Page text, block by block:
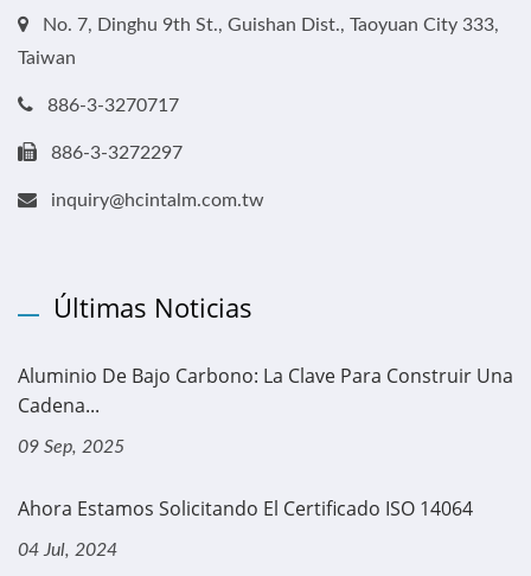
No. 7, Dinghu 9th St., Guishan Dist., Taoyuan City 333,
Taiwan
886-3-3270717
886-3-3272297
inquiry@hcintalm.com.tw
Últimas Noticias
Aluminio De Bajo Carbono: La Clave Para Construir Una
Cadena...
09 Sep, 2025
Ahora Estamos Solicitando El Certificado ISO 14064
04 Jul, 2024